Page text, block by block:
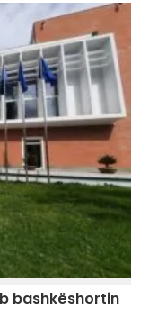
bashkëshortin